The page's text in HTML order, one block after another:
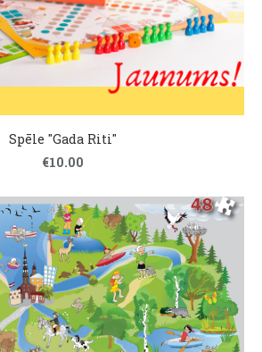
Spēle "Gada Riti"
€10.00